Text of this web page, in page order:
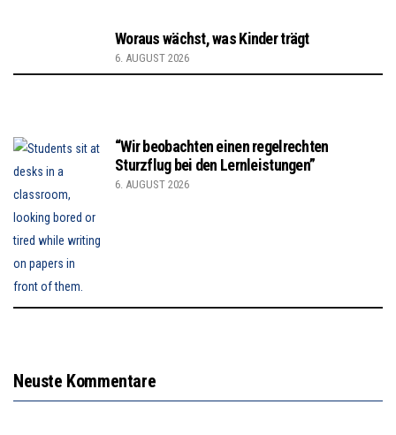
Woraus wächst, was Kinder trägt
6. AUGUST 2026
“Wir beobachten einen regelrechten
Sturzflug bei den Lernleistungen”
6. AUGUST 2026
Neuste Kommentare